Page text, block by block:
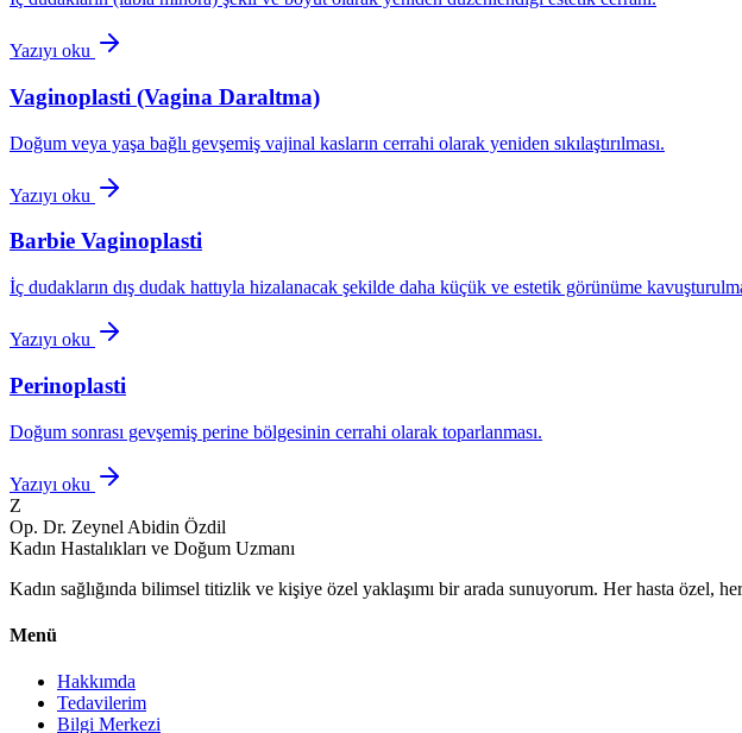
Yazıyı oku
Vaginoplasti (Vagina Daraltma)
Doğum veya yaşa bağlı gevşemiş vajinal kasların cerrahi olarak yeniden sıkılaştırılması.
Yazıyı oku
Barbie Vaginoplasti
İç dudakların dış dudak hattıyla hizalanacak şekilde daha küçük ve estetik görünüme
Yazıyı oku
Perinoplasti
Doğum sonrası gevşemiş perine bölgesinin cerrahi olarak toparlanması.
Yazıyı oku
Z
Op. Dr. Zeynel Abidin Özdil
Kadın Hastalıkları ve Doğum Uzmanı
Kadın sağlığında bilimsel titizlik ve kişiye özel yaklaşımı bir arada sunuyorum. Her hasta özel,
Menü
Hakkımda
Tedavilerim
Bilgi Merkezi